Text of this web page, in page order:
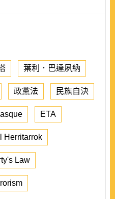
葉利．巴達夙納
政黨法 民族自決
ETA
Herritarrok
Law